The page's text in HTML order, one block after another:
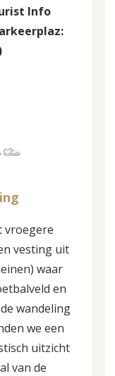
Info
vroegere
vesting uit
waar
en
wandeling
we een
uitzicht
van de